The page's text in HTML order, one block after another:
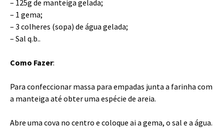
– 125g de manteiga gelada;
– 1 gema;
– 3 colheres (sopa) de água gelada;
– Sal q.b..
Como Fazer:
Para confeccionar massa para empadas junta a farinha com
a manteiga até obter uma espécie de areia.
Abre uma cova no centro e coloque ai a gema, o sal e a água.